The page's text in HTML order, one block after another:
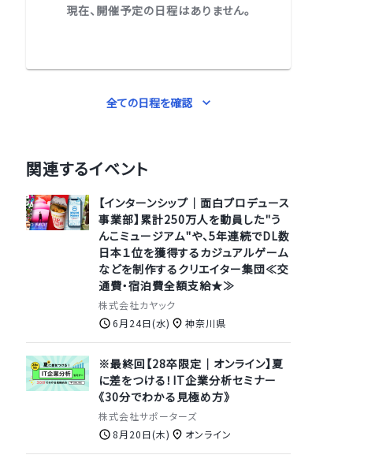
現在、開催予定の日程はありません。
全ての日程を確認
関連するイベント
【インターンシップ｜面白プロデュース
事業部】累計250万人を動員した"う
んこミュージアム"や、5年連続でDL数
日本１位を獲得するカジュアルゲーム
などを制作するクリエイター集団≪交
通費・宿泊費全額支給★≫
株式会社カヤック
6月24日(水)
神奈川県
※最終回【28卒限定｜オンライン】夏
に差をつける！IT企業分析セミナー
《30分でわかる見極め方》
株式会社サポーターズ
8月20日(木)
オンライン